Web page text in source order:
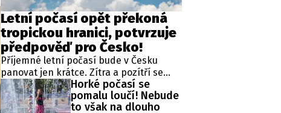
Letní počasí opět překoná
tropickou hranici, potvrzuje
předpověď pro Česko!
Příjemné letní počasí bude v Česku
panovat jen krátce. Zítra a pozítří se
teploty vrátí na normální hodnoty, ale již
v neděli má být opět výrazně přes 30
stupňů. Upozornil na to Český
Horké počasí se
pomalu loučí! Nebude
to však na dlouho